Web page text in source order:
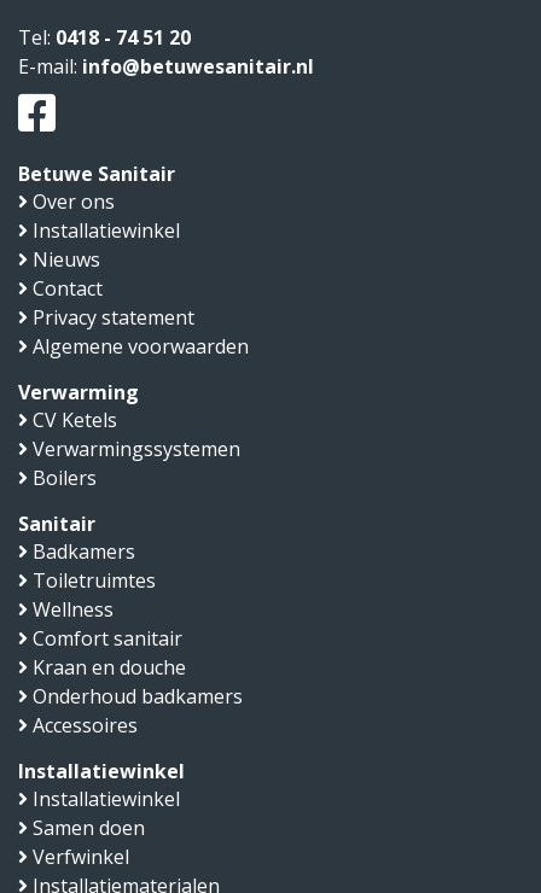
Tel: 0418 - 74 51 20
E-mail: info@betuwesanitair.nl
Betuwe Sanitair
Over ons
Installatiewinkel
Nieuws
Contact
Privacy statement
Algemene voorwaarden
Verwarming
CV Ketels
Verwarmingssystemen
Boilers
Sanitair
Badkamers
Toiletruimtes
Wellness
Comfort sanitair
Kraan en douche
Onderhoud badkamers
Accessoires
Installatiewinkel
Installatiewinkel
Samen doen
Verfwinkel
Installatiematerialen